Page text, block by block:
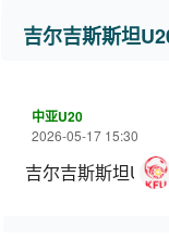
吉尔吉斯斯坦
中亚U20
2026-05-17 15:30
吉尔吉斯斯坦U20